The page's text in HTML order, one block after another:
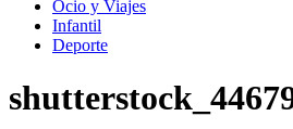
Ocio y Viajes
Infantil
Deporte